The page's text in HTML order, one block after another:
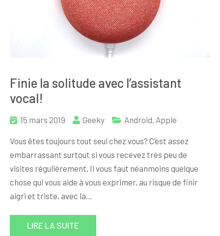
Finie la solitude avec l’assistant
vocal!
15 mars 2019 Geeky Android, Apple
Vous êtes toujours tout seul chez vous? C’est assez
embarrassant surtout si vous recevez très peu de
visites régulièrement. Il vous faut néanmoins quelque
chose qui vous aide à vous exprimer, au risque de finir
aigri et triste, avec la…
LIRE LA SUITE